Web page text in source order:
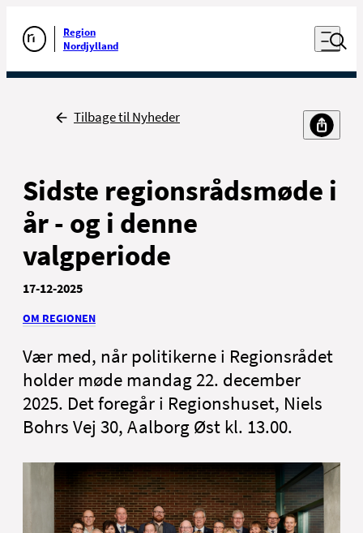
Gå til forsiden
Region
Nordjylland
Åben
Udfør søgning
Til sundhedsfaglige
Kontakt
Nyheder, presse og kommunikation
For ansatte
English
Tilbage til Nyheder
Sidste regionsrådsmøde i
år - og i denne
valgperiode
17-12-2025
OM REGIONEN
Vær med, når politikerne i Regionsrådet
holder møde mandag 22. december
2025. Det foregår i Regionshuset, Niels
Bohrs Vej 30, Aalborg Øst kl. 13.00.